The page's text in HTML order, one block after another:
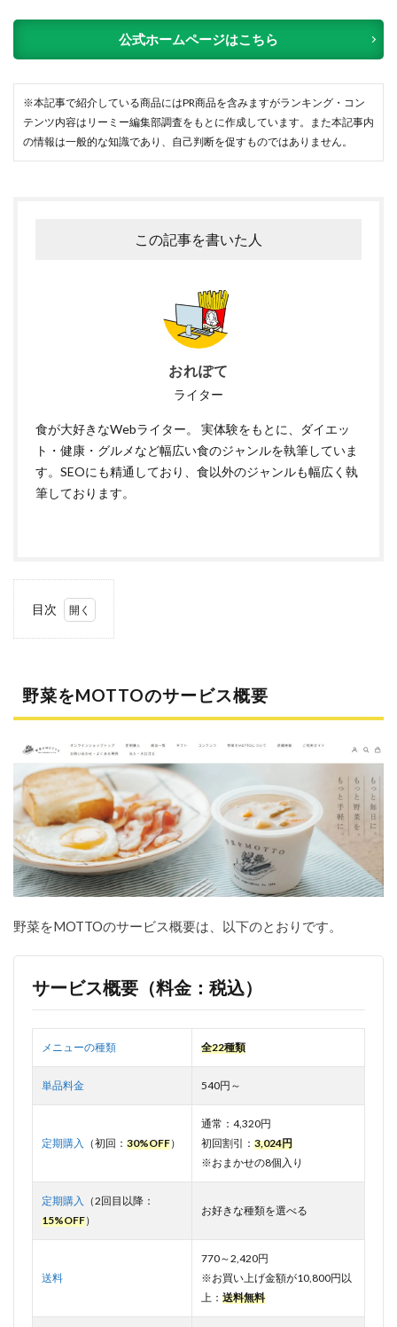
公式ホームページはこちら
※本記事で紹介している商品にはPR商品を含みますがランキング・コン
テンツ内容はリーミー編集部調査をもとに作成しています。また本記事内
の情報は一般的な知識であり、自己判断を促すものではありません。
この記事を書いた人
おれぽて
ライター
食が大好きなWebライター。 実体験をもとに、ダイエッ
ト・健康・グルメなど幅広い食のジャンルを執筆していま
す。SEOにも精通しており、食以外のジャンルも幅広く執
筆しております。
目次
ビス概
品・
定期
購入
の料
1.2
スー
プの
は全
1.3
送料
はまず
い？口
評判を
調べて
2.1
悪い
口コ
野菜をMOTTOのサービス概要
野菜をMOTTOのサービス概要は、以下のとおりです。
サービス概要（料金：税込）
メニューの種類 全22種類
単品料金 540円～
定期購入 （初回： 30%OFF）
通常：4,320円
初回割引： 3,024円
※おまかせの8個入り
定期購入
（2回目以降：
15%OFF）
お好きな種類を選べる
送料
770～2,420円
※お買い上げ金額が10,800円以
上： 送料無料